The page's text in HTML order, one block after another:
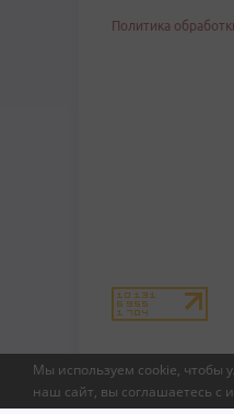
Мы используем cookie, чтобы
наш сайт, вы соглашаетесь с
Политика